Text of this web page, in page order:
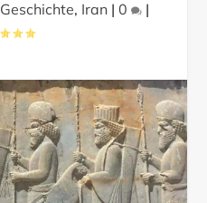
Geschichte, Iran | 0 |